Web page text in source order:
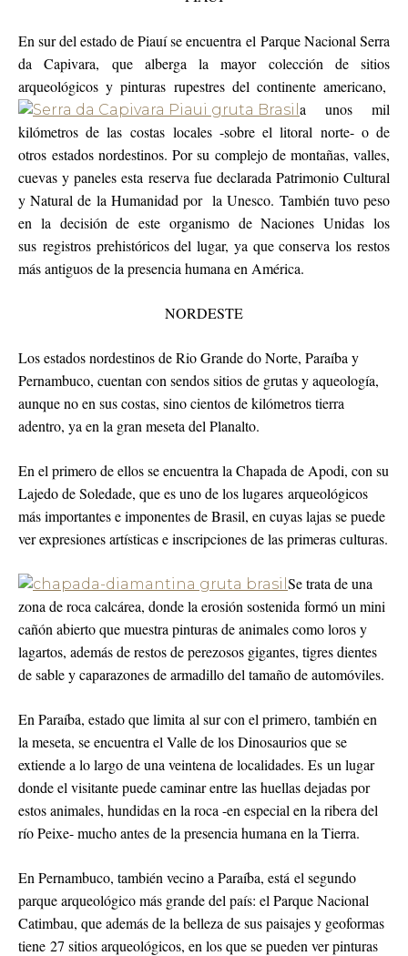
En sur del estado de Piauí se encuentra el Parque Nacional Serra
da Capivara, que alberga la mayor colección de sitios
arqueológicos y pinturas rupestres del continente americano,
a unos mil
kilómetros de las costas locales -sobre el litoral norte- o de
otros estados nordestinos. Por su complejo de montañas, valles,
cuevas y paneles esta reserva fue declarada Patrimonio Cultural
y Natural de la Humanidad por la Unesco. También tuvo peso
en la decisión de este organismo de Naciones Unidas los
sus registros prehistóricos del lugar, ya que conserva los restos
más antiguos de la presencia humana en América.
NORDESTE
Los estados nordestinos de Rio Grande do Norte, Paraíba y
Pernambuco, cuentan con sendos sitios de grutas y aqueología,
aunque no en sus costas, sino cientos de kilómetros tierra
adentro, ya en la gran meseta del Planalto.
En el primero de ellos se encuentra la Chapada de Apodi, con su
Lajedo de Soledade, que es uno de los lugares arqueológicos
más importantes e imponentes de Brasil, en cuyas lajas se puede
ver expresiones artísticas e inscripciones de las primeras culturas.
Se trata de una
zona de roca calcárea, donde la erosión sostenida formó un mini
cañón abierto que muestra pinturas de animales como loros y
lagartos, además de restos de perezosos gigantes, tigres dientes
de sable y caparazones de armadillo del tamaño de automóviles.
En Paraíba, estado que limita al sur con el primero, también en
la meseta, se encuentra el Valle de los Dinosaurios que se
extiende a lo largo de una veintena de localidades. Es un lugar
donde el visitante puede caminar entre las huellas dejadas por
estos animales, hundidas en la roca -en especial en la ribera del
río Peixe- mucho antes de la presencia humana en la Tierra.
En Pernambuco, también vecino a Paraíba, está el segundo
parque arqueológico más grande del país: el Parque Nacional
Catimbau, que además de la belleza de sus paisajes y geoformas
tiene 27 sitios arqueológicos, en los que se pueden ver pinturas